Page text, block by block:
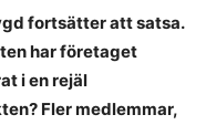
fortsätter att satsa.
har företaget
i en rejäl
Fler medlemmar,